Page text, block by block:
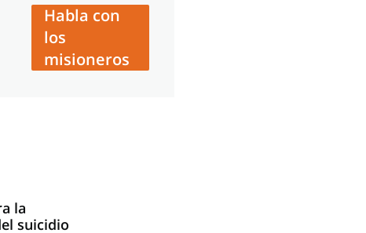
Habla con
los
misioneros
la
suicidio